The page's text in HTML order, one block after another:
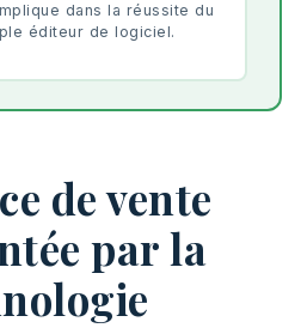
dans la réussite du
éditeur de logiciel.
de vente
par la